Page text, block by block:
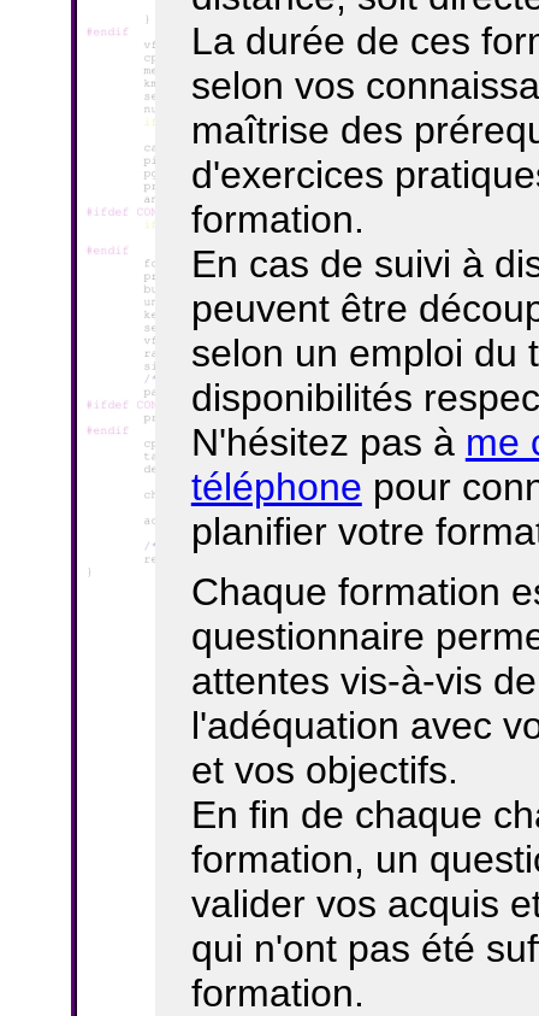
La durée de ces
selon vos
maîtrise des
d'exercices
formation.
En cas de suivi à
peuvent être
selon un emploi du
disponibilités
N'hésitez pas à me
téléphone pour
planifier votre
Chaque formation
questionnaire
attentes vis-à-vis
l'adéquation avec
et vos objectifs.
En fin de chaque
formation, un
valider vos acquis
qui n'ont pas été
formation.